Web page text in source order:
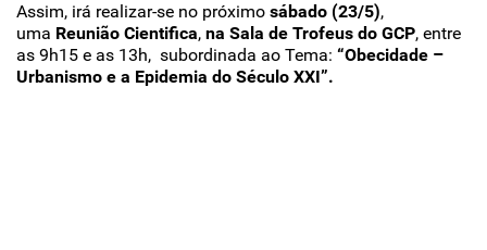
Assim, irá realizar-se no próximo sábado (23/5),
uma Reunião Cientifica, na Sala de Trofeus do GCP, entre
as 9h15 e as 13h, subordinada ao Tema: “Obecidade –
Urbanismo e a Epidemia do Século XXI”.